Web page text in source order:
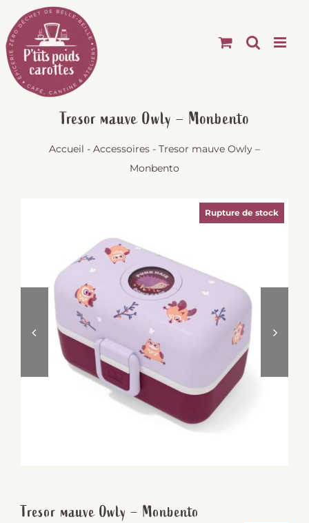
Passer
au
contenu
Tresor mauve Owly – Monbento
Accueil - Accessoires - Tresor mauve Owly –
Monbento
Tresor mauve Owly – Monbento
Rupture de stock